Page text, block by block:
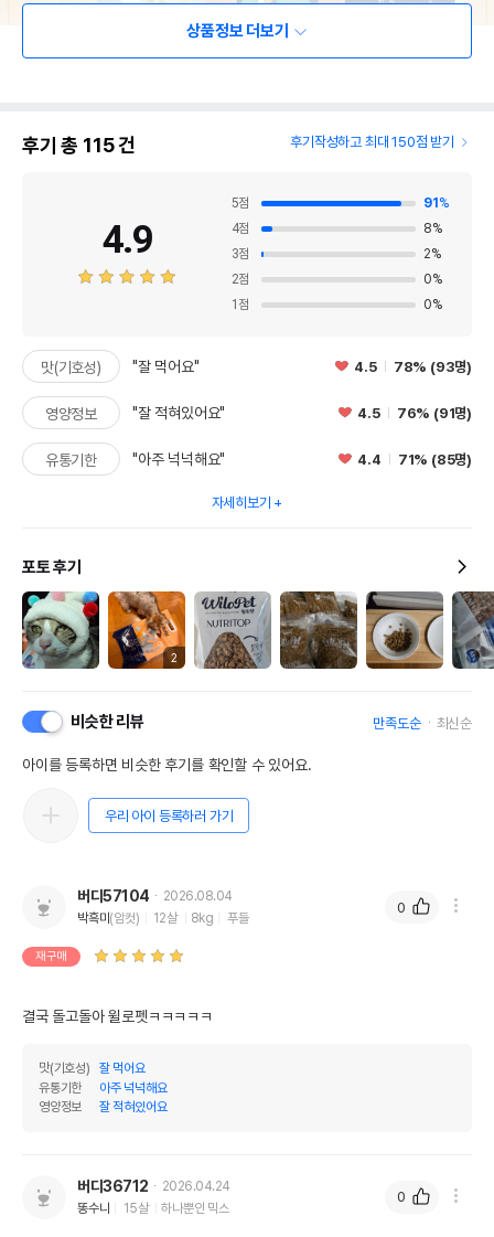
상품정보 더보기
후기 총 115건 후기작성하고 최대 150점 받기
4.9
5점 91 %
4점 8%
3점 2%
2점 0%
1 점 0%
맛(기호성) "잘 먹어요" 4.5 78% (93명)
영양정보 "잘 적혀있어요" 4.5 76% (91명)
유통기한 "아주 넉넉해요" 4.4 71% (85명)
자세히보기
포토 후기
2
비슷한 리뷰 만족도순 최신순
아이를 등록하면 비슷한 후기를 확인할 수 있어요.
우리 아이 등록하러 가기
버디57104
2026.08.04
박흑미 (암컷) 12살 8kg 푸들
재구매
결국 돌고돌아 윌로펫ㅋㅋㅋㅋㅋ
맛(기호성)
잘 먹어요
유통기한
아주 넉넉해요
영양정보
잘 적혀있어요
0
버디36712
2026.04.24
똥수니
15살 하나뿐인 믹스
0